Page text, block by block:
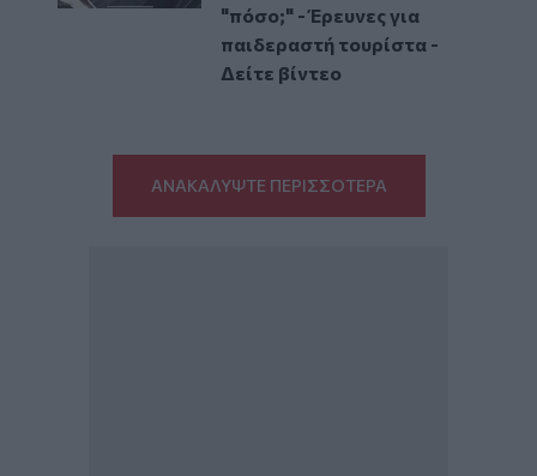
"πόσο;" - Έρευνες για
παιδεραστή τουρίστα -
Δείτε βίντεο
ΑΝΑΚΑΛΥΨΤΕ ΠΕΡΙΣΣΟΤΕΡΑ